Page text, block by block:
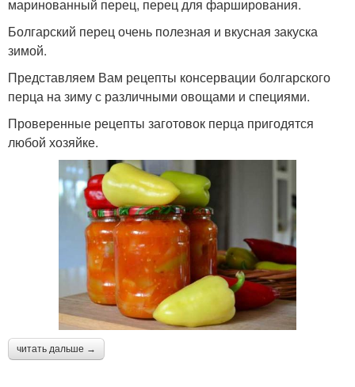
маринованный перец, перец для фарширования.
Болгарский перец очень полезная и вкусная закуска
зимой.
Представляем Вам рецепты консервации болгарского
перца на зиму с различными овощами и специями.
Проверенные рецепты заготовок перца пригодятся
любой хозяйке.
читать дальше →